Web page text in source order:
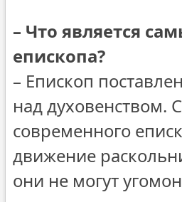
– Что является
епископа?
– Епископ
над
современного
движение
они не могут